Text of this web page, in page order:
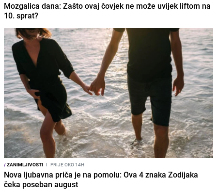
Mozgalica dana: Zašto ovaj čovjek ne može uvijek liftom na
10. sprat?
/ZANIMLJIVOSTI I PRIJE OKO 14H
Nova ljubavna priča je na pomolu: Ova 4 znaka Zodijaka
čeka poseban august